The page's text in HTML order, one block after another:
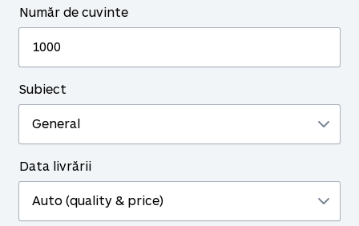
Număr de cuvinte
Subiect
Data livrării